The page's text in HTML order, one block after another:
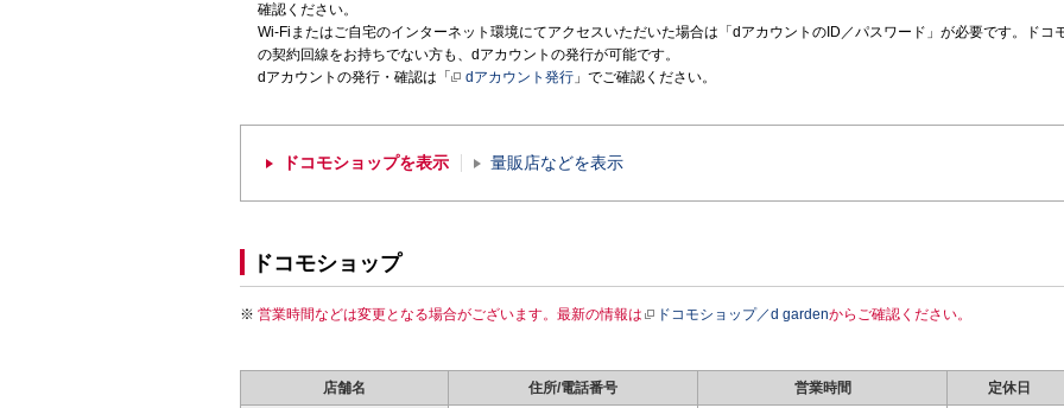
確認ください。
Wi-Fiまたはご自宅のインターネット環境にてアクセスいただいた場合は「dアカウントのID／パスワード」が必要です。ドコ
の契約回線をお持ちでない方も、dアカウントの発行が可能です。
dアカウントの発行・確認は「
dアカウント発行 」でご確認ください。
ドコモショップを表示 量販店などを表示
ドコモショップ
営業時間などは変更となる場合がございます。最新の情報は ドコモショップ／d gardenからご確認ください。
店舗名 住所/電話番号 営業時間 定休日